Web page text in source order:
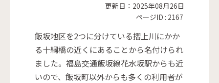
更新日：2025年08月26日
ページID : 2167
飯坂地区を2つに分けている摺上川にかか
る十綱橋の近くにあることから名付けられ
ました。福島交通飯坂線花水坂駅からも近
いので、飯坂町以外からも多くの利用者が